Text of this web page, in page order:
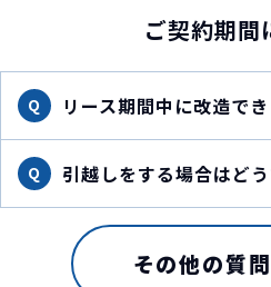
ご契約期間
Q リース期間中に改造で
Q 引越しをする場合はど
その他の質